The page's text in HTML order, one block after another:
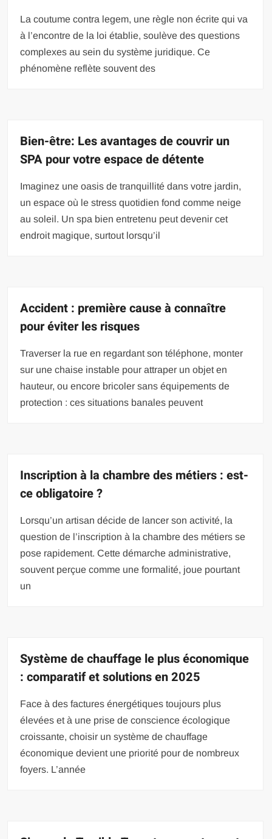
La coutume contra legem, une règle non écrite qui va
à l’encontre de la loi établie, soulève des questions
complexes au sein du système juridique. Ce
phénomène reflète souvent des
Bien-être: Les avantages de couvrir un
SPA pour votre espace de détente
Imaginez une oasis de tranquillité dans votre jardin,
un espace où le stress quotidien fond comme neige
au soleil. Un spa bien entretenu peut devenir cet
endroit magique, surtout lorsqu’il
Accident : première cause à connaître
pour éviter les risques
Traverser la rue en regardant son téléphone, monter
sur une chaise instable pour attraper un objet en
hauteur, ou encore bricoler sans équipements de
protection : ces situations banales peuvent
Inscription à la chambre des métiers : est-
ce obligatoire ?
Lorsqu’un artisan décide de lancer son activité, la
question de l’inscription à la chambre des métiers se
pose rapidement. Cette démarche administrative,
souvent perçue comme une formalité, joue pourtant
un
Système de chauffage le plus économique
: comparatif et solutions en 2025
Face à des factures énergétiques toujours plus
élevées et à une prise de conscience écologique
croissante, choisir un système de chauffage
économique devient une priorité pour de nombreux
foyers. L’année